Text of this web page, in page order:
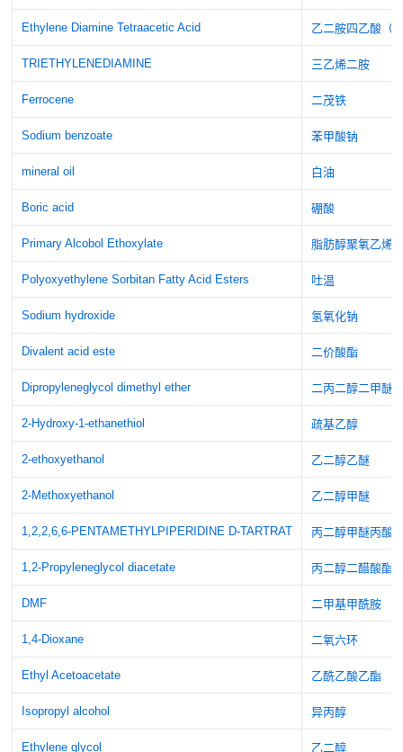
Ethylene Diamine Tetraacetic Acid 乙二胺四乙酸（
TRIETHYLENEDIAMINE 三乙烯二胺
Ferrocene 二茂铁
Sodium benzoate 苯甲酸钠
mineral oil 白油
Boric acid 硼酸
Primary Alcobol Ethoxylate 脂肪醇聚氧乙烯
Polyoxyethylene Sorbitan Fatty Acid Esters 吐温
Sodium hydroxide 氢氧化钠
Divalent acid este 二价酸酯
Dipropyleneglycol dimethyl ether 二丙二醇二甲醚
2-Hydroxy-1-ethanethiol 疏基乙醇
2-ethoxyethanol 乙二醇乙醚
2-Methoxyethanol 乙二醇甲醚
1,2,2,6,6-PENTAMETHYLPIPERIDINE D-TARTRAT 丙二醇甲醚丙酸
1,2-Propyleneglycol diacetate 丙二醇二醋酸酯
DMF 二甲基甲酰胺
1,4-Dioxane 二氧六环
Ethyl Acetoacetate 乙酰乙酸乙酯
Isopropyl alcohol 异丙醇
Ethylene glycol 乙二醇